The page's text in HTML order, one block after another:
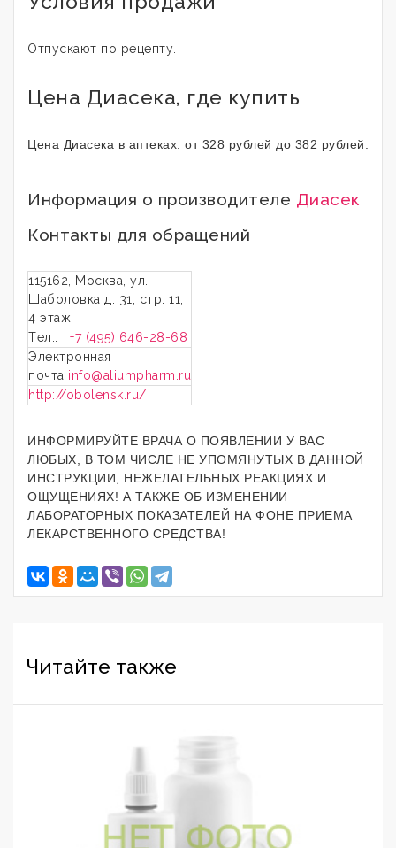
Отпускают по рецепту.
Цена Диасека, где купить
Цена Диасека в аптеках: от 328 рублей до 382 рублей.
Информация о производителе Диасек
Контакты для обращений
115162, Москва, ул.
Шаболовка д. 31, стр. 11,
4 этаж
Tел.: +7 (495) 646-28-68
Электронная
почта info@aliumpharm.ru
http://obolensk.ru/
ИНФОРМИРУЙТЕ ВРАЧА О ПОЯВЛЕНИИ У ВАС
ЛЮБЫХ, В ТОМ ЧИСЛЕ НЕ УПОМЯНУТЫХ В ДАННОЙ
ИНСТРУКЦИИ, НЕЖЕЛАТЕЛЬНЫХ РЕАКЦИЯХ И
ОЩУЩЕНИЯХ! А ТАКЖЕ ОБ ИЗМЕНЕНИИ
ЛАБОРАТОРНЫХ ПОКАЗАТЕЛЕЙ НА ФОНЕ ПРИЕМА
ЛЕКАРСТВЕННОГО СРЕДСТВА!
Читайте также